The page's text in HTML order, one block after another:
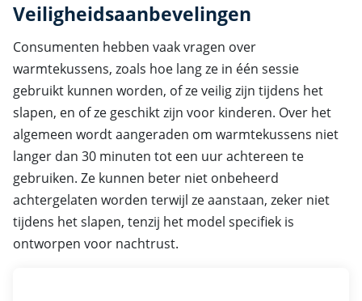
Veiligheidsaanbevelingen
Consumenten hebben vaak vragen over
warmtekussens, zoals hoe lang ze in één sessie
gebruikt kunnen worden, of ze veilig zijn tijdens het
slapen, en of ze geschikt zijn voor kinderen. Over het
algemeen wordt aangeraden om warmtekussens niet
langer dan 30 minuten tot een uur achtereen te
gebruiken. Ze kunnen beter niet onbeheerd
achtergelaten worden terwijl ze aanstaan, zeker niet
tijdens het slapen, tenzij het model specifiek is
ontworpen voor nachtrust.